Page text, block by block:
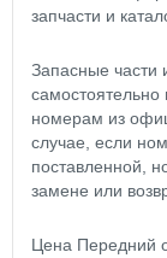
запчасти и
Запасные части
самостоятельно
номерам из
случае, если
поставленной,
замене или
Цена Передний